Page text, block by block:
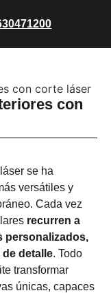
con
se ha
versátiles y
Cada vez
recurren a
personalizados,
detalle. Todo
transformar
únicas, capaces